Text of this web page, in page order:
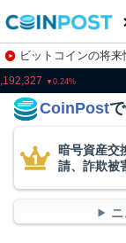
ビットコインの将来
株特集・関連銘柄
ETH 301,107.0
CoinPost
暗号資産交
請、詐欺